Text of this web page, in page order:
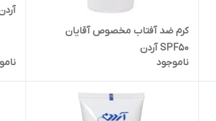
کرم ضد آفتاب مخصوص آقایان
SPF50 آردن
ناموجود